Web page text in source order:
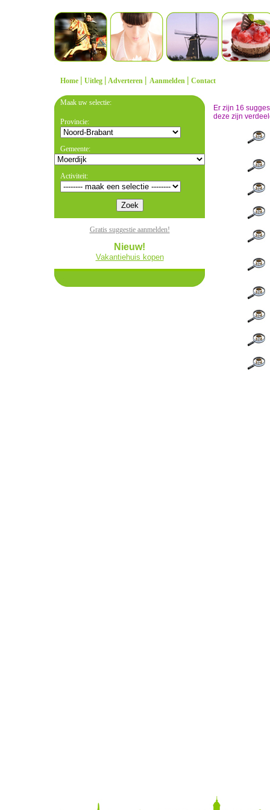
Home | Uitleg | Adverteren | Aanmelden | Contact
Maak uw selectie:
Provincie:
Gemeente:
Activiteit:
Gratis suggestie aanmelden!
Nieuw!
Vakantiehuis kopen
Er zijn 16
deze zijn